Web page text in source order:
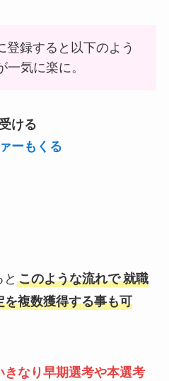
登録すると以下のよう
一気に楽に。
ける
ーもくる
このような流れで 就職
複数獲得する事も可
きなり早期選考や本選考